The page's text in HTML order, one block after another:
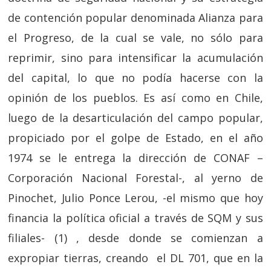
de contención popular denominada Alianza para
el Progreso, de la cual se vale, no sólo para
reprimir, sino para intensificar la acumulación
del capital, lo que no podía hacerse con la
opinión de los pueblos. Es así como en Chile,
luego de la desarticulación del campo popular,
propiciado por el golpe de Estado, en el año
1974 se le entrega la dirección de CONAF –
Corporación Nacional Forestal-, al yerno de
Pinochet, Julio Ponce Lerou, -el mismo que hoy
financia la política oficial a través de SQM y sus
filiales- (1) , desde donde se comienzan a
expropiar tierras, creando el DL 701, que en la